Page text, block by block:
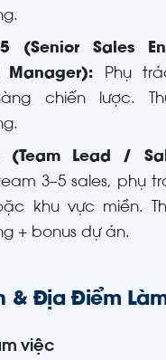
(Senior Sales
Manager): Phụ
chiến lược.
(Team Lead /
3–5 sales, phụ
khu vực miền.
+ bonus dự án.
& Địa Điểm
việc